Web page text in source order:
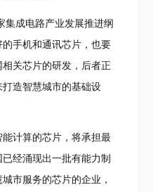
集成电路产业发展推进纲
手机和通讯芯片，也要
关芯片的研发，后者正
造智慧城市的基础设
计算的芯片，将承担最
经涌现出一批有能力制
市服务的芯片的企业，